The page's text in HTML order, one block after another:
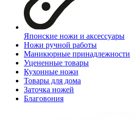
Японские ножи и аксессуары
Ножи ручной работы
Маникюрные принадлежности
Уцененные товары
Кухонные ножи
Товары для дома
Заточка ножей
Благовония